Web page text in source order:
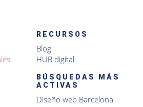
RECURSOS
Blog
HUB digital
BÚSQUEDAS MÁS
ACTIVAS
Diseño web Barcelona